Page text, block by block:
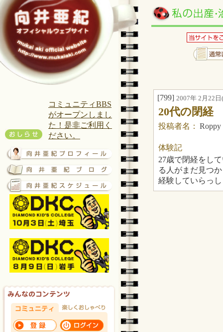
コミュニティBBS
がオープンしまし
た！是非ご利用く
ださい。
[799] 2007年 2月22日
20代の閉経
投稿者名： Roppy
体験記
27歳で閉経をし
る人がまだ見つ
経験していらっ